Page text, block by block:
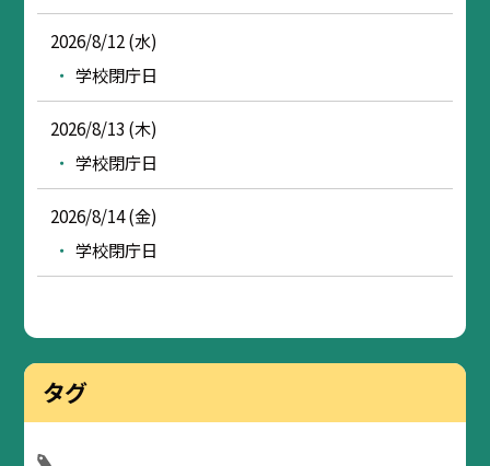
2026/8/12 (水)
学校閉庁日
2026/8/13 (木)
学校閉庁日
2026/8/14 (金)
学校閉庁日
タグ